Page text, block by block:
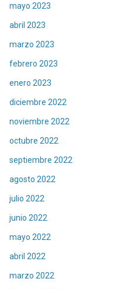
mayo 2023
abril 2023
marzo 2023
febrero 2023
enero 2023
diciembre 2022
noviembre 2022
octubre 2022
septiembre 2022
agosto 2022
julio 2022
junio 2022
mayo 2022
abril 2022
marzo 2022